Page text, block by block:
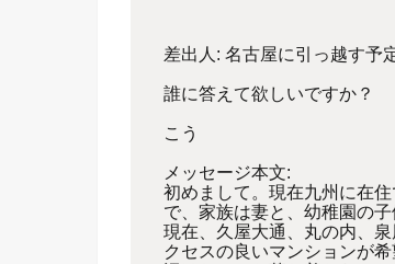
差出人: 名古屋に引っ越す予
誰に答えて欲しいですか？
こう
メッセージ本文:
初めまして。現在九州に在
で、家族は妻と、幼稚園の子
現在、久屋大通、丸の内、
クセスの良いマンションが